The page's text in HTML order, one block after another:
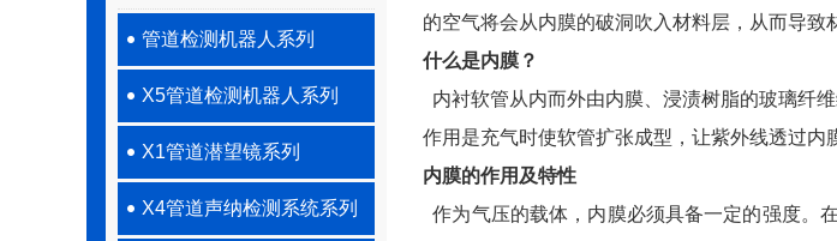
管道检测机器人系列
X5管道检测机器人系列
X1管道潜望镜系列
X4管道声纳检测系统系列
的空气将会从内膜的破洞吹入材料层，从而导致
什么是内膜？
内衬软管从内而外由内膜、浸渍树脂的玻璃纤
作用是充气时使软管扩张成型，让紫外线透过内
内膜的作用及特性
作为气压的载体，内膜必须具备一定的强度。